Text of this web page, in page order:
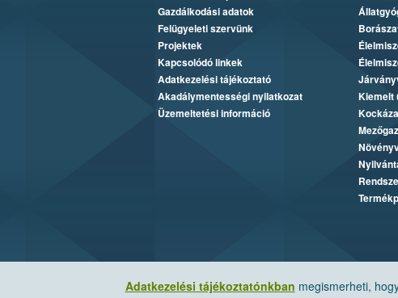
Adatkezelési tájékoztatónkban megismerheti,
Gazdálkodási adatok
Felügyeleti szervünk
Projektek
Kapcsolódó linkek
Adatkezelési tájékoztató
Akadálymentességi nyilatkozat
Üzemeltetési információ
Kiemelt